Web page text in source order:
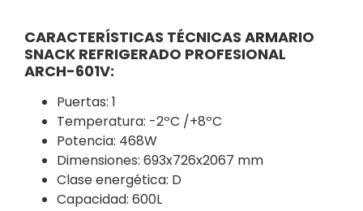
CARACTERÍSTICAS TÉCNICAS ARMARIO
SNACK REFRIGERADO PROFESIONAL
ARCH-601V:
Puertas: 1
Temperatura: -2ºC /+8ºC
Potencia: 468W
Dimensiones: 693x726x2067 mm
Clase energética: D
Capacidad: 600L